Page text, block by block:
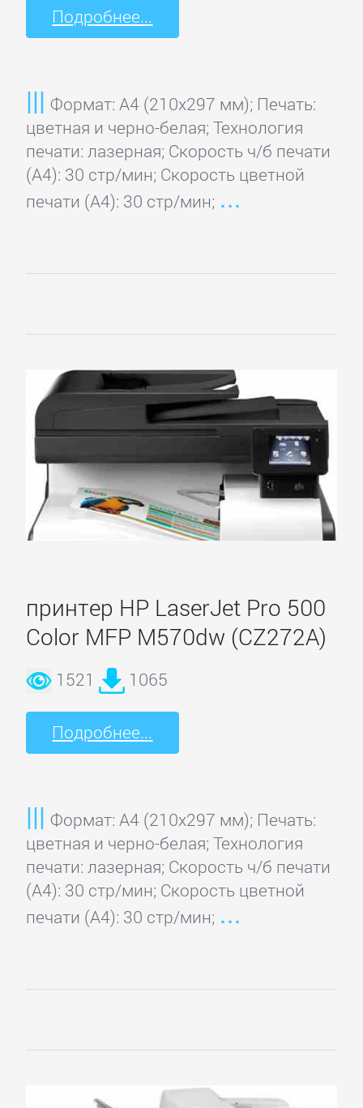
Подробнее...
Формат: A4 (210x297 мм); Печать:
цветная и черно-белая; Технология
печати: лазерная; Скорость ч/б печати
(А4): 30 стр/мин; Скорость цветной
печати (А4): 30 стр/мин;
принтер HP LaserJet Pro 500
Color MFP M570dw (CZ272A)
1521 1065
Подробнее...
Формат: A4 (210x297 мм); Печать:
цветная и черно-белая; Технология
печати: лазерная; Скорость ч/б печати
(А4): 30 стр/мин; Скорость цветной
печати (А4): 30 стр/мин;